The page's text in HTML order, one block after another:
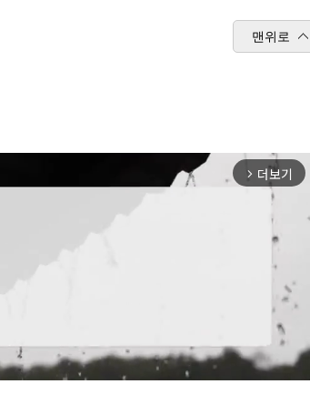
맨위로
arrow_forward_ios 더보기